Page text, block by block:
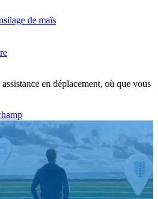
de maïs
en déplacement, où que vous